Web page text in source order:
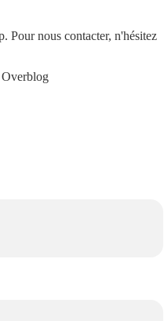
Pour nous contacter, n'hésitez